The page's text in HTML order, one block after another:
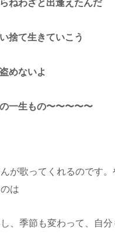
ねわざと出逢えたんだ
捨て生きていこう
めないよ
一生もの〜〜〜〜〜
が歌ってくれるのです
は
、季節も変わって、自分